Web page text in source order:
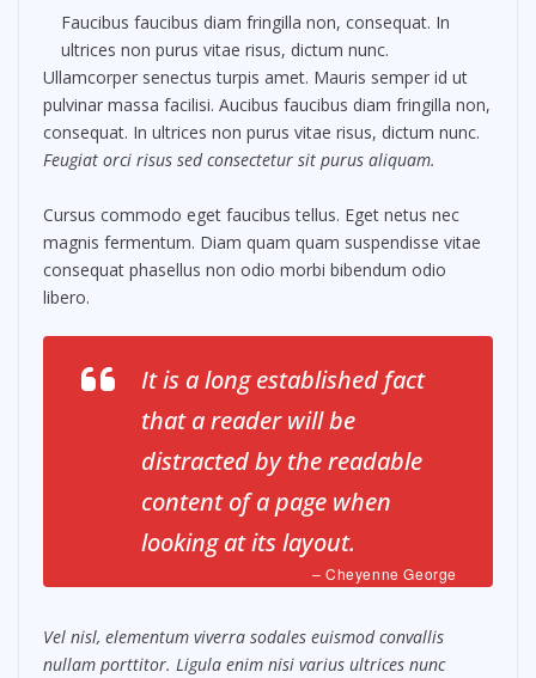
Faucibus faucibus diam fringilla non, consequat. In
ultrices non purus vitae risus, dictum nunc.
Ullamcorper senectus turpis amet. Mauris semper id ut
pulvinar massa facilisi. Aucibus faucibus diam fringilla non,
consequat. In ultrices non purus vitae risus, dictum nunc.
Feugiat orci risus sed consectetur sit purus aliquam.
Cursus commodo eget faucibus tellus. Eget netus nec
magnis fermentum. Diam quam quam suspendisse vitae
consequat phasellus non odio morbi bibendum odio
libero.
It is a long established fact
that a reader will be
distracted by the readable
content of a page when
looking at its layout.
– Cheyenne George
Vel nisl, elementum viverra sodales euismod convallis
nullam porttitor. Ligula enim nisi varius ultrices nunc